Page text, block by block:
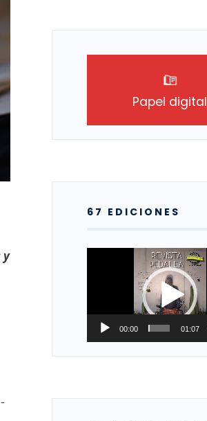
y
Papel digital
67 EDICIONES
Reproductor
00:00 01:07